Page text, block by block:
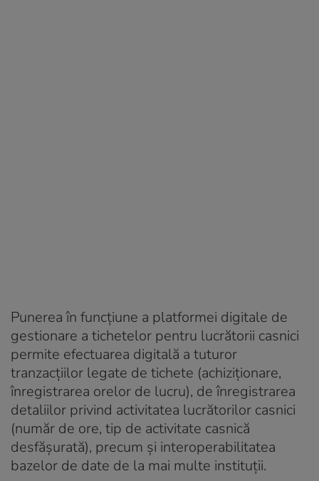
Punerea în funcţiune a platformei digitale de
gestionare a tichetelor pentru lucrătorii casnici
permite efectuarea digitală a tuturor
tranzacţiilor legate de tichete (achiziţionare,
înregistrarea orelor de lucru), de înregistrarea
detaliilor privind activitatea lucrătorilor casnici
(număr de ore, tip de activitate casnică
desfăşurată), precum şi interoperabilitatea
bazelor de date de la mai multe instituţii.